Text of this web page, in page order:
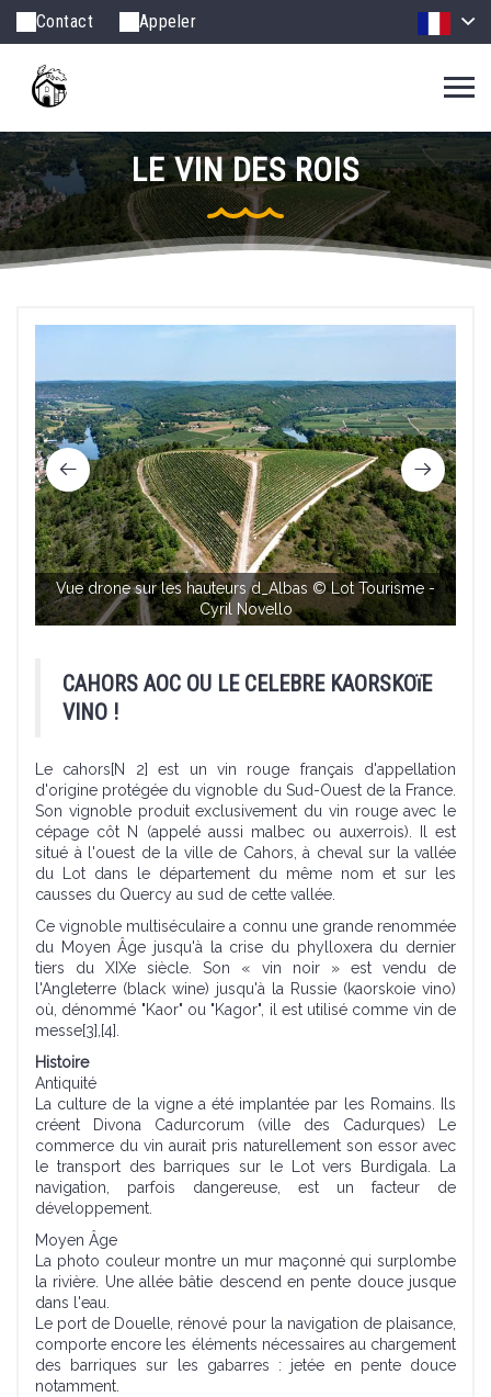
Contact Appeler
LE VIN DES ROIS
Vue drone sur les hauteurs d_Albas © Lot Tourisme -
Cyril Novello
CAHORS AOC OU LE CELEBRE KAORSKOïE
VINO !
Le cahors[N 2] est un vin rouge français d'appellation
d'origine protégée du vignoble du Sud-Ouest de la France.
Son vignoble produit exclusivement du vin rouge avec le
cépage côt N (appelé aussi malbec ou auxerrois). Il est
situé à l'ouest de la ville de Cahors, à cheval sur la vallée
du Lot dans le département du même nom et sur les
causses du Quercy au sud de cette vallée.
Ce vignoble multiséculaire a connu une grande renommée
du Moyen Âge jusqu'à la crise du phylloxera du dernier
tiers du XIXe siècle. Son « vin noir » est vendu de
l'Angleterre (black wine) jusqu'à la Russie (kaorskoie vino)
où, dénommé "Kaor" ou "Kagor", il est utilisé comme vin de
messe[3],[4].
Histoire
Antiquité
La culture de la vigne a été implantée par les Romains. Ils
créent Divona Cadurcorum (ville des Cadurques) Le
commerce du vin aurait pris naturellement son essor avec
le transport des barriques sur le Lot vers Burdigala. La
navigation, parfois dangereuse, est un facteur de
développement.
Moyen Âge
La photo couleur montre un mur maçonné qui surplombe
la rivière. Une allée bâtie descend en pente douce jusque
dans l'eau.
Le port de Douelle, rénové pour la navigation de plaisance,
comporte encore les éléments nécessaires au chargement
des barriques sur les gabarres : jetée en pente douce
notamment.